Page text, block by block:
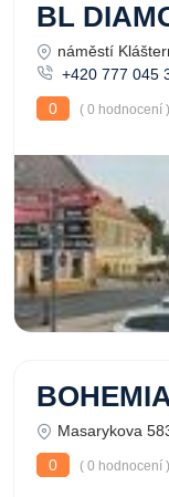
BL
náměstí
+420 777 045
0
( 0 hodnocení )
Masarykova
0
( 0 hodnocení )